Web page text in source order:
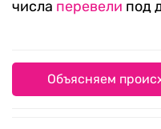
числа перевели под
Объясняем